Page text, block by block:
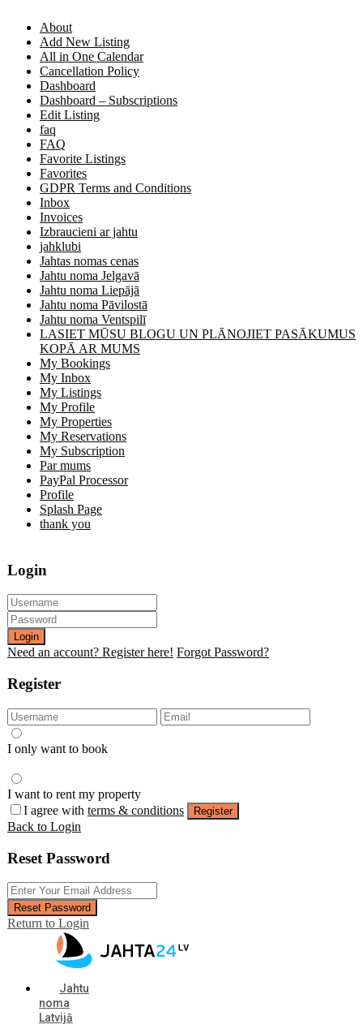
About
Add New Listing
All in One Calendar
Cancellation Policy
Dashboard
Dashboard – Subscriptions
Edit Listing
faq
FAQ
Favorite Listings
Favorites
GDPR Terms and Conditions
Inbox
Invoices
Izbraucieni ar jahtu
jahklubi
Jahtas nomas cenas
Jahtu noma Jelgavā
Jahtu noma Liepājā
Jahtu noma Pāvilostā
Jahtu noma Ventspilī
LASIET MŪSU BLOGU UN PLĀNOJIET PASĀKUMUS
KOPĀ AR MUMS
My Bookings
My Inbox
My Listings
My Profile
My Properties
My Reservations
My Subscription
Par mums
PayPal Processor
Profile
Splash Page
thank you
Login
Login
Need an account? Register here! Forgot Password?
Register
I only want to book
I want to rent my property
I agree with terms & conditions Register
Back to Login
Reset Password
Reset Password
Return to Login
Jahtu
noma
Latvijā